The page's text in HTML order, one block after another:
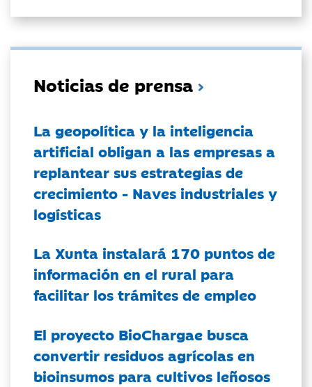
Noticias de prensa
La geopolítica y la inteligencia
artificial obligan a las empresas a
replantear sus estrategias de
crecimiento - Naves industriales y
logísticas
La Xunta instalará 170 puntos de
información en el rural para
facilitar los trámites de empleo
El proyecto BioChargae busca
convertir residuos agrícolas en
bioinsumos para cultivos leñosos